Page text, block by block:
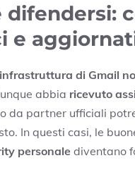
difendersi:
e
di Gmail
abbia ricevuto
o da partner ufficiali
In questi casi, le
personale diventano